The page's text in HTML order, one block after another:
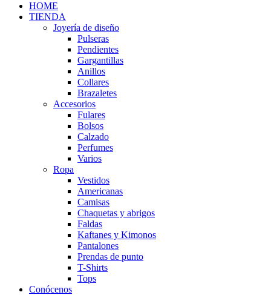
HOME
TIENDA
Joyería de diseño
Pulseras
Pendientes
Gargantillas
Anillos
Collares
Brazaletes
Accesorios
Fulares
Bolsos
Calzado
Perfumes
Varios
Ropa
Vestidos
Americanas
Camisas
Chaquetas y abrigos
Faldas
Kaftanes y Kimonos
Pantalones
Prendas de punto
T-Shirts
Tops
Conócenos